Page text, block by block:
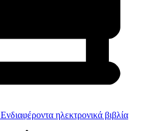
Ενδιαφέροντα ηλεκτρονικά βιβλία